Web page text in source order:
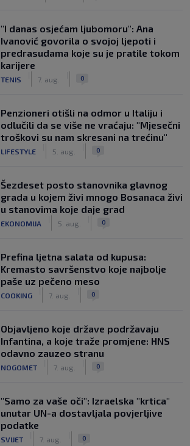
"I danas osjećam ljubomoru": Ana
Ivanović govorila o svojoj ljepoti i
predrasudama koje su je pratile tokom
karijere
TENIS 7. aug. 0
Penzioneri otišli na odmor u Italiju i
odlučili da se više ne vraćaju: "Mjesečni
troškovi su nam skresani na trećinu"
LIFESTYLE 5. aug. 0
Šezdeset posto stanovnika glavnog
grada u kojem živi mnogo Bosanaca živi
u stanovima koje daje grad
EKONOMIJA 5. aug. 0
Prefina ljetna salata od kupusa:
Kremasto savršenstvo koje najbolje
paše uz pečeno meso
COOKING 7. aug. 0
Objavljeno koje države podržavaju
Infantina, a koje traže promjene: HNS
odavno zauzeo stranu
NOGOMET 7. aug. 0
"Samo za vaše oči": Izraelska "krtica"
unutar UN-a dostavljala povjerljive
podatke
SVIJET 7. aug. 0